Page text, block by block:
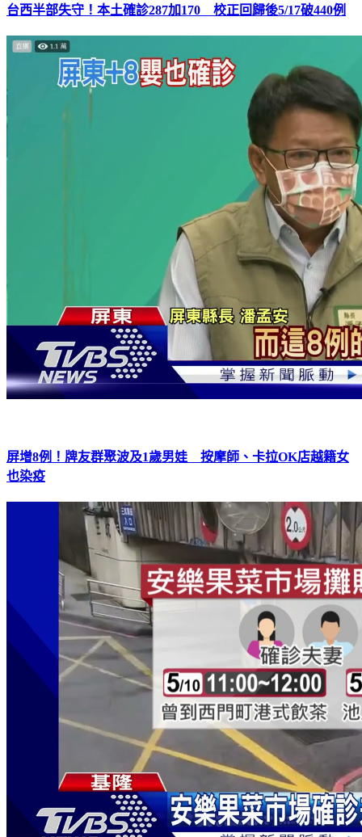
台西半部失守！本土確診287加170 校正回歸後5/17破440例
屏增8例！牌友群聚波及1歲男娃 按摩師、卡拉OK店越籍女
也染疫